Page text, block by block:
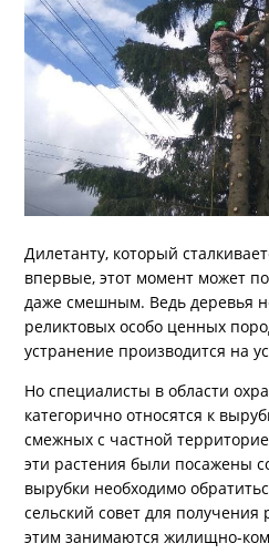
Дилетанту, который
впервые, этот момент может
даже смешным. Ведь деревья
реликтовых особо ценных
устранение производится на
Но специалисты в области
категорично относятся к
смежных с частной
эти растения были посажены
вырубки необходимо
сельский совет для
этим занимаются жилищно-